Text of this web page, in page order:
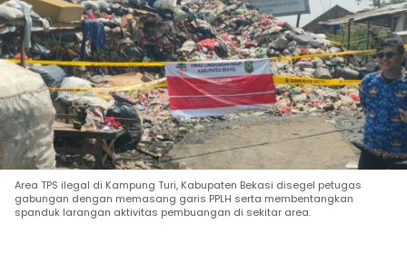
Area TPS ilegal di Kampung Turi, Kabupaten Bekasi disegel petugas
gabungan dengan memasang garis PPLH serta membentangkan
spanduk larangan aktivitas pembuangan di sekitar area.